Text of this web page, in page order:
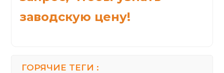
заводскую цену!
ГОРЯЧИЕ ТЕГИ :